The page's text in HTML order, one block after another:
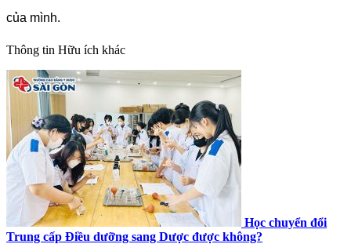
của mình.
Thông tin Hữu ích khác
Học chuyển đổi
Trung cấp Điều dưỡng sang Dược được không?